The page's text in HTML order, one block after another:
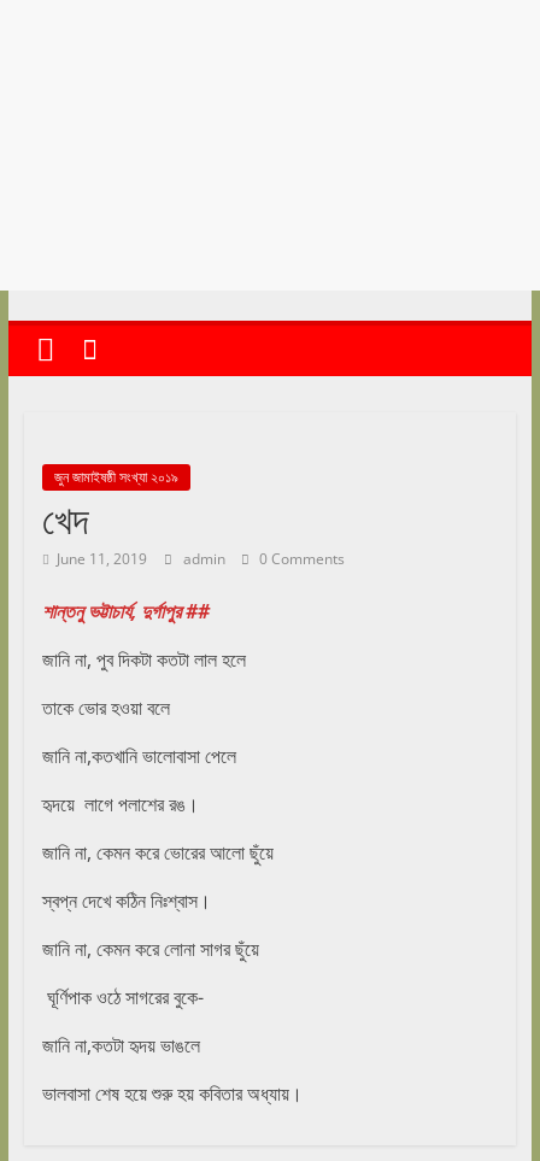
জুন জামাইষষ্ঠী সংখ্যা ২০১৯
খেদ
June 11, 2019 admin 0 Comments
শান্তনু ভট্টাচার্য, দুর্গাপুর ##
জানি না, পুব দিকটা কতটা লাল হলে
তাকে ভোর হওয়া বলে
জানি না,কতখানি ভালোবাসা পেলে
হৃদয়ে লাগে পলাশের রঙ।
জানি না, কেমন করে ভোরের আলো ছুঁয়ে
স্বপ্ন দেখে কঠিন নিঃশ্বাস।
জানি না, কেমন করে লোনা সাগর ছুঁয়ে
ঘূর্ণিপাক ওঠে সাগরের বুকে-
জানি না,কতটা হৃদয় ভাঙলে
ভালবাসা শেষ হয়ে শুরু হয় কবিতার অধ্যায়।